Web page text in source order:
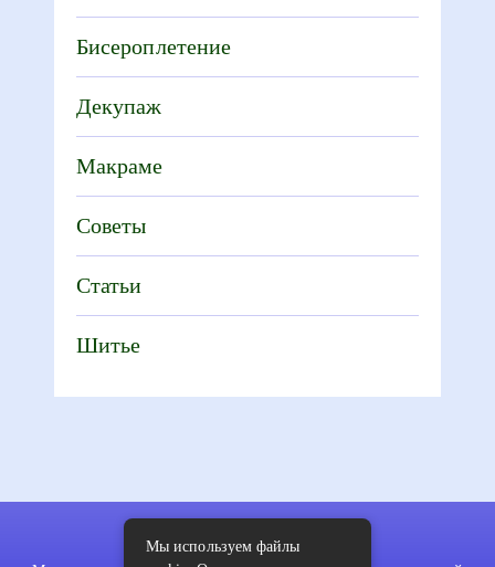
Бисероплетение
Декупаж
Макраме
Советы
Статьи
Шитье
Мы используем файлы